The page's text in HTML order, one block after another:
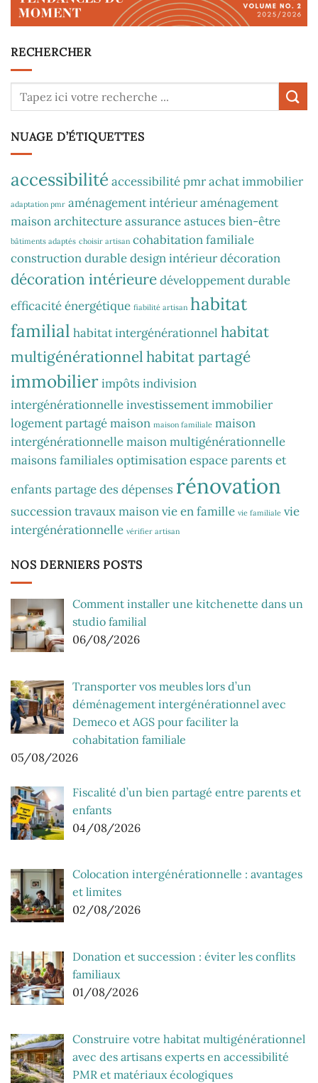
RECHERCHER
NUAGE D’ÉTIQUETTES
accessibilité accessibilité pmrachat immobilier
adaptation pmr aménagement intérieuraménagement
maisonarchitectureassuranceastuces bien-être
bâtiments adaptés choisir artisan cohabitation familiale
construction durabledesign intérieurdécoration
décoration intérieuredéveloppement durable
efficacité énergétique fiabilité artisan habitat
familial habitat intergénérationnel habitat
multigénérationnelhabitat partagé
immobilierimpôts indivision
intergénérationnelleinvestissement immobilier
logement partagémaison maison familiale maison
intergénérationnellemaison multigénérationnelle
maisons familiales optimisation espaceparents et
enfants partage des dépenses rénovation
successiontravaux maisonvie en famille vie familiale vie
intergénérationnelle vérifier artisan
NOS DERNIERS POSTS
Comment installer une kitchenette dans un
studio familial
06/08/2026
Transporter vos meubles lors d’un
déménagement intergénérationnel avec
Demeco et AGS pour faciliter la
cohabitation familiale
05/08/2026
Fiscalité d’un bien partagé entre parents et
enfants
04/08/2026
Colocation intergénérationnelle : avantages
et limites
02/08/2026
Donation et succession : éviter les conflits
familiaux
01/08/2026
Construire votre habitat multigénérationnel
avec des artisans experts en accessibilité
PMR et matériaux écologiques